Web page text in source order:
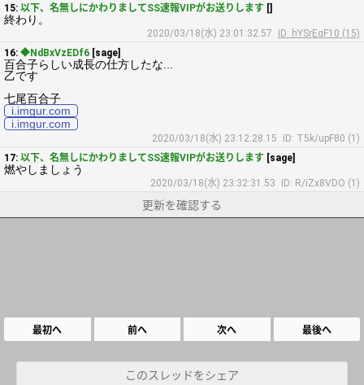
15: 以下、名無しにかわりましてSS速報VIPがお送りします []
終わり。
2020/03/18(水) 23:01:32.57
ID: hYSrEqF10 (15)
16: ◆NdBxVzEDf6 [sage]
百合子らしい成長の仕方したな...
乙です
七尾百合子
i.imgur.com
i.imgur.com
2020/03/18(水) 23:12:28.15
ID: T5k/upF80 (1)
17: 以下、名無しにかわりましてSS速報VIPがお送りします [sage]
燃やしましょう
2020/03/18(水) 23:32:31.53 ID: R/iZx8VDO (1)
更新を確認する
最初へ 前へ 次へ 最後へ
このスレッドをシェア